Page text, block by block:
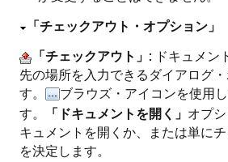
「チェックアウト・オプション」
「チェックアウト」 : ドキュメン
先の場所を入力できるダイアログ
す。
ブラウズ・アイコンを使用
す。
「ドキュメントを開く」 オプ
キュメントを開くか、または単に
を決定します。